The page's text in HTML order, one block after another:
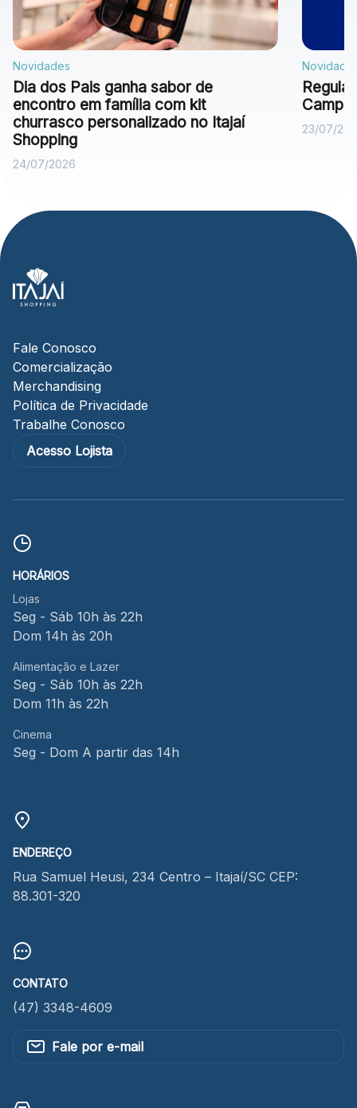
Novidades
Dia dos Pais ganha sabor de
encontro em família com kit
churrasco personalizado no Itajaí
Shopping
24/07/2026
23/07/
Fale Conosco
Comercialização
Merchandising
Política de Privacidade
Trabalhe Conosco
Acesso Lojista
HORÁRIOS
Lojas
Seg - Sáb 10h às 22h
Dom 14h às 20h
Alimentação e Lazer
Seg - Sáb 10h às 22h
Dom 11h às 22h
Cinema
Seg - Dom A partir das 14h
ENDEREÇO
Rua Samuel Heusi, 234 Centro – Itajaí/SC CEP:
88.301-320
CONTATO
(47) 3348-4609
Fale por e-mail